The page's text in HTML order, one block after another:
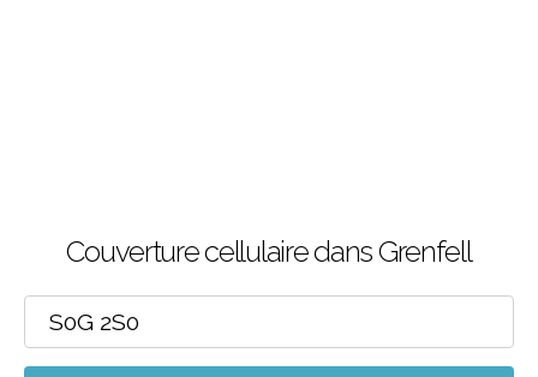
Couverture cellulaire dans Grenfell